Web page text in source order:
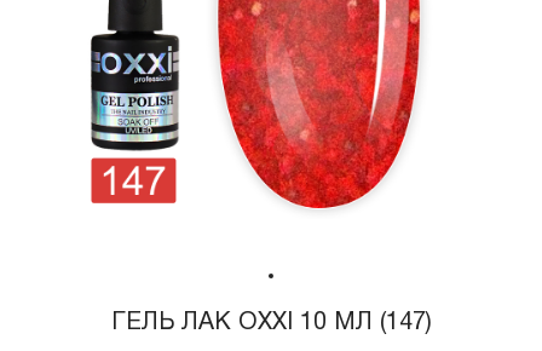
ГЕЛЬ ЛАК OXXI 10 МЛ (147)